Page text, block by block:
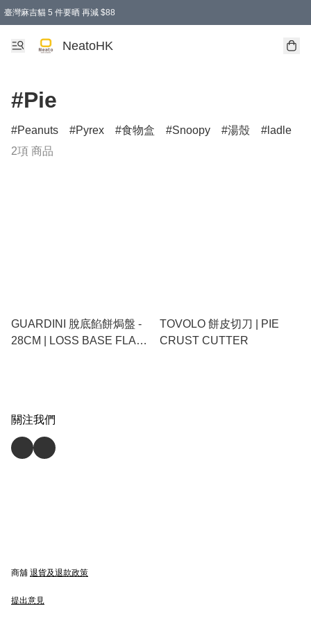
臺灣麻吉貓 5 件要晒 再減 $88
消費即享全單 95 折優惠！
購物滿 HKD 300.00即享免運費優惠！（適用於 特定的送貨方式 )
買麻吉貓廚具套裝免運費
寄送台灣運費滿HKD300 減 HKD50 優惠（不適用於儲物用品及傢俬）
NeatoHK
#Pie
Peanuts Pyrex 食物盒 Snoopy 湯殼 ladle
2項 商品
GUARDINI 脫底餡餅焗盤 -
28CM | LOSS BASE FLAN
(PFOA/BPA Free)
TOVOLO 餅皮切刀 | PIE
CRUST CUTTER
關注我們
商舖 退貨及退款政策
提出意見